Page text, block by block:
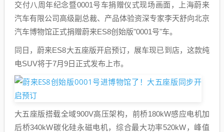
交付八周年纪念暨0001号车捐赠仪式现场画面，上海蔚来
汽车有限公司高级副总裁、产品体验资深专家李天舒向北京
汽车博物馆正式捐赠蔚来ES8创始版"0001号"车。
同日，蔚来ES8大五座版开启预订，展车现已到店，这款纯
电SUV将于7月9日正式发布上市。
大五座版搭载全域900V高压架构，前桥180kW感应电机加
后桥340kW碳化硅永磁电机，综合最大功率520kW，峰值